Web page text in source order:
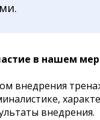
в нашем
внедрения
внедрения.